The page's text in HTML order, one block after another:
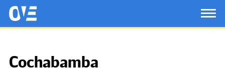
Saltar al contenido principal
OtrasVocesenEducacion.org
Cochabamba